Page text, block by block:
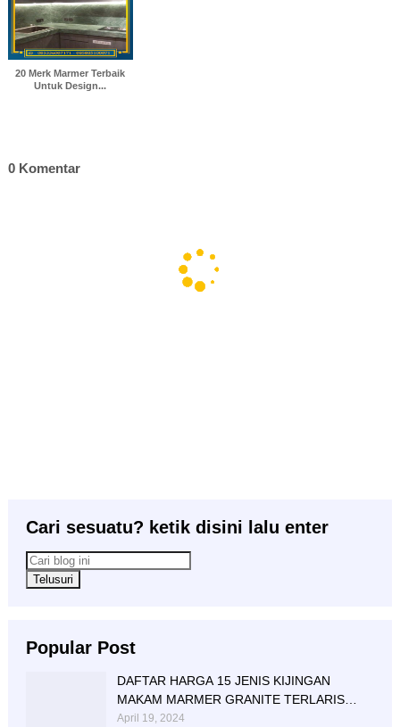
20 Merk Marmer Terbaik
Untuk Design...
0 Komentar
Cari sesuatu? ketik disini lalu enter
Popular Post
DAFTAR HARGA 15 JENIS KIJINGAN
MAKAM MARMER GRANITE TERLARIS
BERIKUT NISAN NYA
April 19, 2024